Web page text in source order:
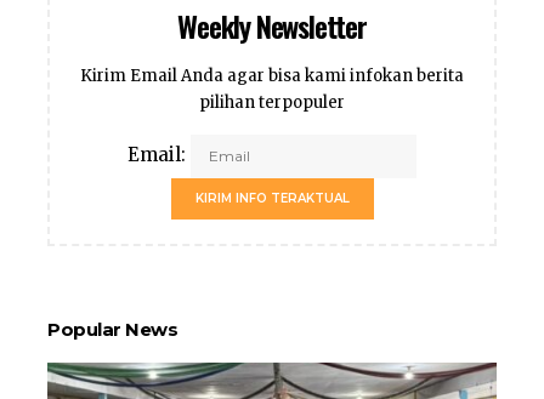
Weekly Newsletter
Kirim Email Anda agar bisa kami infokan berita
pilihan terpopuler
Email:
KIRIM INFO TERAKTUAL
Popular News